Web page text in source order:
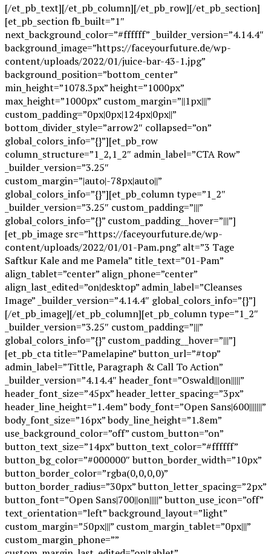
[/et_pb_text][/et_pb_column][/et_pb_row][/et_pb_section]
[et_pb_section fb_built=”1″
next_background_color=”#ffffff” _builder_version=”4.14.4″
background_image=”https://faceyourfuture.de/wp-
content/uploads/2022/01/juice-bar-43-1.jpg”
background_position=”bottom_center”
min_height=”1078.3px” height=”1000px”
max_height=”1000px” custom_margin=”||1px|||”
custom_padding=”0px|0px|124px|0px||”
bottom_divider_style=”arrow2″ collapsed=”on”
global_colors_info=”{}”][et_pb_row
column_structure=”1_2,1_2″ admin_label=”CTA Row”
_builder_version=”3.25″
custom_margin=”|auto|-78px|auto||”
global_colors_info=”{}”][et_pb_column type=”1_2″
_builder_version=”3.25″ custom_padding=”|||”
global_colors_info=”{}” custom_padding__hover=”|||”]
[et_pb_image src=”https://faceyourfuture.de/wp-
content/uploads/2022/01/01-Pam.png” alt=”3 Tage
Saftkur Kale and me Pamela” title_text=”01-Pam”
align_tablet=”center” align_phone=”center”
align_last_edited=”on|desktop” admin_label=”Cleanses
Image” _builder_version=”4.14.4″ global_colors_info=”{}”]
[/et_pb_image][/et_pb_column][et_pb_column type=”1_2″
_builder_version=”3.25″ custom_padding=”|||”
global_colors_info=”{}” custom_padding__hover=”|||”]
[et_pb_cta title=”Pamelapine” button_url=”#top”
admin_label=”Tittle, Paragraph & Call To Action”
_builder_version=”4.14.4″ header_font=”Oswald|||on|||||”
header_font_size=”45px” header_letter_spacing=”3px”
header_line_height=”1.4em” body_font=”Open Sans|600|||||||”
body_font_size=”16px” body_line_height=”1.8em”
use_background_color=”off” custom_button=”on”
button_text_size=”14px” button_text_color=”#ffffff”
button_bg_color=”#000000″ button_border_width=”10px”
button_border_color=”rgba(0,0,0,0)”
button_border_radius=”30px” button_letter_spacing=”2px”
button_font=”Open Sans|700||on|||||” button_use_icon=”off”
text_orientation=”left” background_layout=”light”
custom_margin=”50px|||” custom_margin_tablet=”0px|||”
custom_margin_phone=””